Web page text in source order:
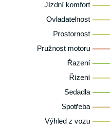
Jízdní komfort
Ovladatelnost
Prostornost
Pružnost motoru
Řazení
Řízení
Sedadla
Spotřeba
Výhled z vozu